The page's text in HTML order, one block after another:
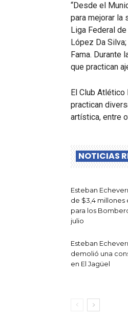
“Desde el
para mejorar la
Liga Federal
López Da
Fama. Durante
que practican
El Club
practican
artística, entre
NOTICIAS
Esteban
de $3,4
para los
julio
Esteban
demolió una
en El Jagüel